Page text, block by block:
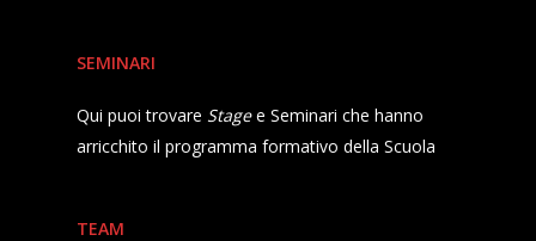
SEMINARI
Qui puoi trovare Stagee Seminari che hanno
arricchito il programma formativo della Scuola
TEAM